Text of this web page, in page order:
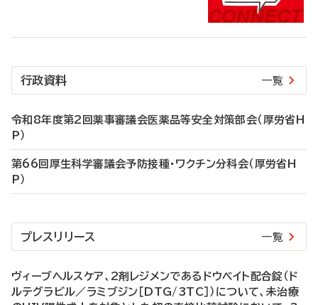
行政資料 一覧
令和8年度第2回薬事審議会医薬品等安全対策部会（厚労省H
P）
第66回厚生科学審議会予防接種・ワクチン分科会（厚労省H
P）
プレスリリース 一覧
ヴィーブヘルスケア、2剤レジメンであるドウベイト配合錠（ド
ルテグラビル／ラミブジン［DTG/3TC］）について、未治療